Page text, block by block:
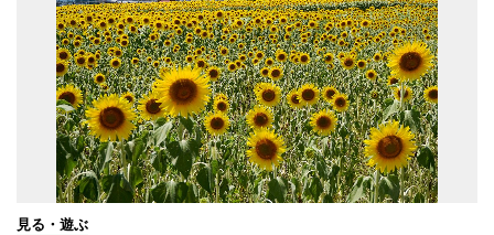
見る・遊ぶ